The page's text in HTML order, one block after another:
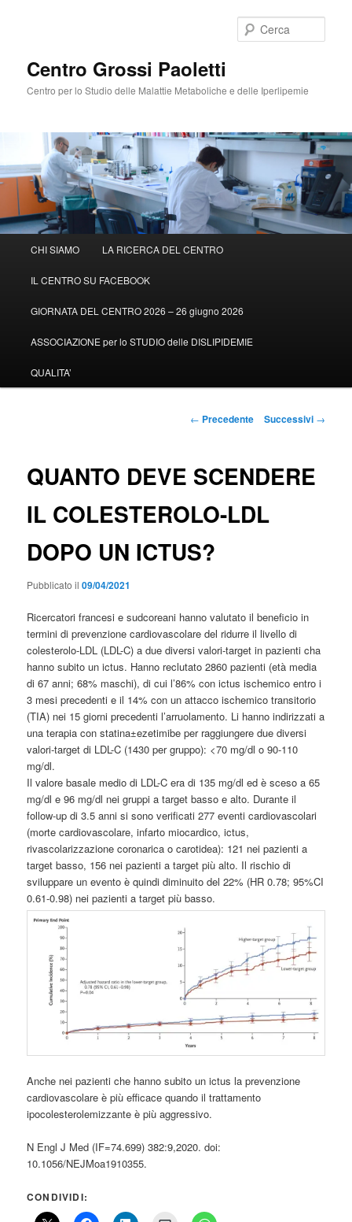
Centro Grossi Paoletti
Centro per lo Studio delle Malattie Metaboliche e delle Iperlipemie
principale
Vai
al
contenuto
CHI SIAMO LA RICERCA DEL CENTRO
IL CENTRO SU FACEBOOK
GIORNATA DEL CENTRO 2026 – 26 giugno 2026
ASSOCIAZIONE per lo STUDIO delle DISLIPIDEMIE
QUALITA’
Navigazione
← Precedente Successivi →
QUANTO DEVE SCENDERE
IL COLESTEROLO-LDL
DOPO UN ICTUS?
Pubblicato il09/04/2021
Ricercatori francesi e sudcoreani hanno valutato il beneficio in
termini di prevenzione cardiovascolare del ridurre il livello di
colesterolo-LDL (LDL-C) a due diversi valori-target in pazienti cha
hanno subito un ictus. Hanno reclutato 2860 pazienti (età media
di 67 anni; 68% maschi), di cui l’86% con ictus ischemico entro i
3 mesi precedenti e il 14% con un attacco ischemico transitorio
(TIA) nei 15 giorni precedenti l’arruolamento. Li hanno indirizzati a
una terapia con statina±ezetimibe per raggiungere due diversi
valori-target di LDL-C (1430 per gruppo): <70 mg/dl o 90-110
mg/dl.
Il valore basale medio di LDL-C era di 135 mg/dl ed è sceso a 65
mg/dl e 96 mg/dl nei gruppi a target basso e alto. Durante il
follow-up di 3.5 anni si sono verificati 277 eventi cardiovascolari
(morte cardiovascolare, infarto miocardico, ictus,
rivascolarizzazione coronarica o carotidea): 121 nei pazienti a
target basso, 156 nei pazienti a target più alto. Il rischio di
sviluppare un evento è quindi diminuito del 22% (HR 0.78; 95%CI
0.61-0.98) nei pazienti a target più basso.
Anche nei pazienti che hanno subito un ictus la prevenzione
cardiovascolare è più efficace quando il trattamento
ipocolesterolemizzante è più aggressivo.
N Engl J Med (IF=74.699) 382:9,2020. doi:
10.1056/NEJMoa1910355.
CONDIVIDI: